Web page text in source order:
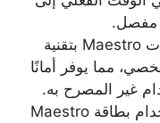
مفصل.
تم تجهيز بطاقات Maestro بتقنية
مما يوفر أمانًا
غير المصرح به.
يعد استخدام بطاقة Maestro